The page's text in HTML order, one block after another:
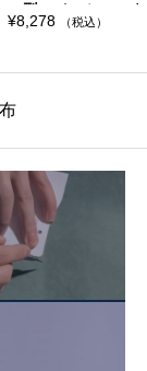
ス型コインケース
縫い
¥8,278 （税込）